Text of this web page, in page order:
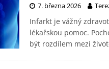
7. března 2026
Infarkt je vážný
lékařskou pomoc.
být rozdílem mezi